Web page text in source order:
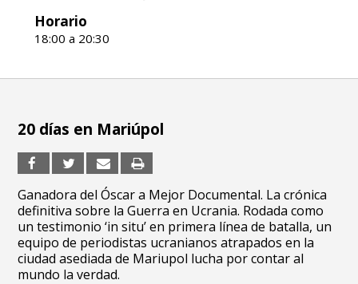
Horario
18:00 a 20:30
20 días en Mariúpol
Ganadora del Óscar a Mejor Documental. La crónica
definitiva sobre la Guerra en Ucrania. Rodada como
un testimonio ‘in situ’ en primera línea de batalla, un
equipo de periodistas ucranianos atrapados en la
ciudad asediada de Mariupol lucha por contar al
mundo la verdad.